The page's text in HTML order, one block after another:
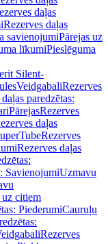
daļas
Rezerves daļas
savienojumiPārejas uz
līkumiPieslēguma
Silent-
VeidgabaliRezerves
paredzētas:
PārejasRezerves
daļas
Rezerves
Rezerves daļas
SavienojumiUzmavu
uz citiem
PiederumiCauruļu
Rezerves